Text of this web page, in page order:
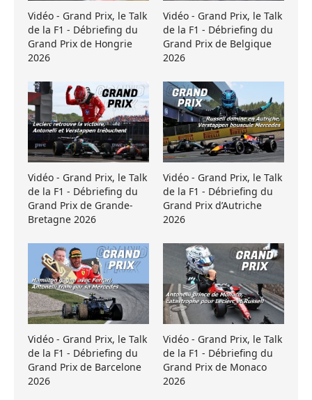
Vidéo - Grand Prix, le Talk
de la F1 - Débriefing du
Grand Prix de Hongrie
2026
Vidéo - Grand Prix, le Talk
de la F1 - Débriefing du
Grand Prix de Belgique
2026
Vidéo - Grand Prix, le Talk
de la F1 - Débriefing du
Grand Prix de Grande-
Bretagne 2026
Vidéo - Grand Prix, le Talk
de la F1 - Débriefing du
Grand Prix d’Autriche
2026
Vidéo - Grand Prix, le Talk
de la F1 - Débriefing du
Grand Prix de Barcelone
2026
Vidéo - Grand Prix, le Talk
de la F1 - Débriefing du
Grand Prix de Monaco
2026